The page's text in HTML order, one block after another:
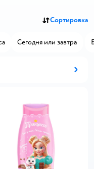
Сортировка
Сегодня или завтра